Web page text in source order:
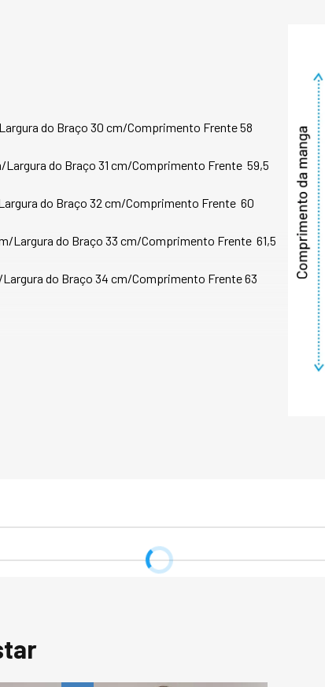
- Secagem mais
algodão e viscose
- Fio flexível e
oferece um visual
- Produto
gerenciamento de
absorção,
- O tecido mantém
favorece o
respire e que a
- Fácil manutenção;
- Excelente
evitar torções
Composição: 63%
CERTIFICADOS
Priorizando o
tecnologias e
OEKO-TEX 100 e/
normas
do Braço 30 cm/Comprimento Frente 58
do Braço 31 cm/Comprimento Frente  59,5
do Braço 32 cm/Comprimento Frente  60
Largura do Braço 33 cm/Comprimento Frente  61,5
do Braço 34 cm/Comprimento Frente 63